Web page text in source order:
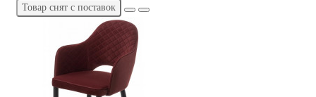
Товар снят с поставок